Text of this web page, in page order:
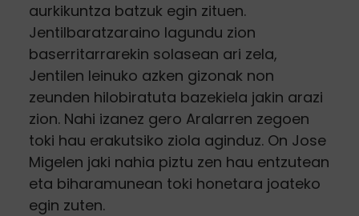
aurkikuntza batzuk egin zituen.
Jentilbaratzaraino lagundu zion
baserritarrarekin solasean ari zela,
Jentilen leinuko azken gizonak non
zeunden hilobiratuta bazekiela jakin arazi
zion. Nahi izanez gero Aralarren zegoen
toki hau erakutsiko ziola aginduz. On Jose
Migelen jaki nahia piztu zen hau entzutean
eta biharamunean toki honetara joateko
egin zuten.